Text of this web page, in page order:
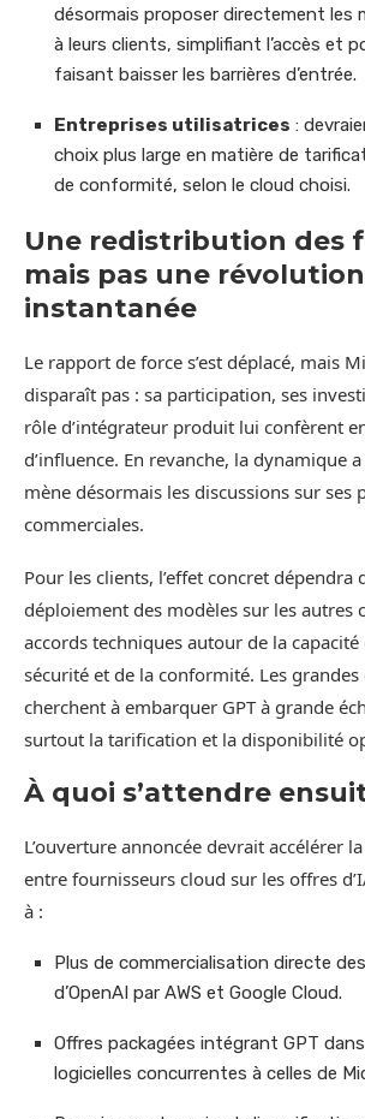
désormais proposer directement les
à leurs clients, simplifiant l’accès et
faisant baisser les barrières d’entrée.
Entreprises utilisatrices :
choix plus large en matière de
de conformité, selon le cloud choisi.
Une redistribution des
mais pas une révolution
instantanée
Le rapport de force s’est déplacé, mais
disparaît pas : sa participation, ses
rôle d’intégrateur produit lui confèrent
d’influence. En revanche, la dynamique
mène désormais les discussions sur ses
commerciales.
Pour les clients, l’effet concret dépendra
déploiement des modèles sur les autres
accords techniques autour de la capacité
sécurité et de la conformité. Les
cherchent à embarquer GPT à grande
surtout la tarification et la disponibilité
À quoi s’attendre
L’ouverture annoncée devrait accélérer
entre fournisseurs cloud sur les offres
à :
Plus de commercialisation directe
d’OpenAI par AWS et Google Cloud.
Offres packagées intégrant GPT
logicielles concurrentes à celles de